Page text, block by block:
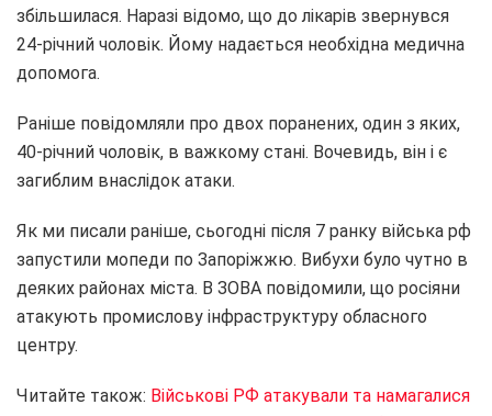
збільшилася. Наразі відомо, що до лікарів звернувся
24-річний чоловік. Йому надається необхідна медична
допомога.
Раніше повідомляли про двох поранених, один з яких,
40-річний чоловік, в важкому стані. Вочевидь, він і є
загиблим внаслідок атаки.
Як ми писали раніше, сьогодні після 7 ранку війська рф
запустили мопеди по Запоріжжю. Вибухи було чутно в
деяких районах міста. В ЗОВА повідомили, що росіяни
атакують промислову інфраструктуру обласного
центру.
Читайте також: Військові РФ атакували та намагалися